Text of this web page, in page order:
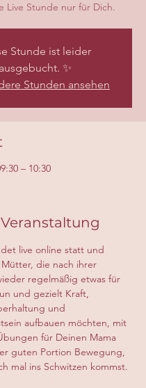
Live Stunde nur für Dich.
Stunde ist leider
ausgebucht. ✨
Stunden ansehen
– 10:30
live online statt und
die nach ihrer
regelmäßig etwas für
und gezielt Kraft,
und
aufbauen möchten, mit
für Deinen Mama
guten Portion Bewegung,
mal ins Schwitzen kommst.